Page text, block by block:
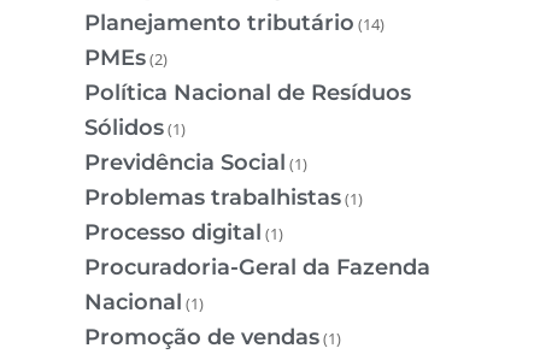
Planejamento tributário (14)
PMEs(2)
Política Nacional de Resíduos
Sólidos(1)
Previdência Social (1)
Problemas trabalhistas(1)
Processo digital (1)
Procuradoria-Geral da Fazenda
Nacional (1)
Promoção de vendas(1)